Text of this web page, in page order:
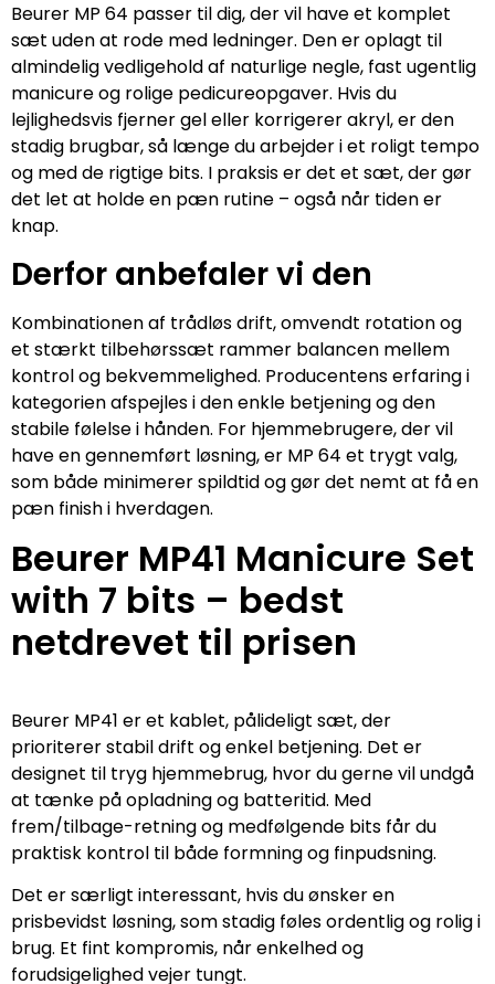
Beurer MP 64 passer til dig, der vil have et komplet
sæt uden at rode med ledninger. Den er oplagt til
almindelig vedligehold af naturlige negle, fast ugentlig
manicure og rolige pedicureopgaver. Hvis du
lejlighedsvis fjerner gel eller korrigerer akryl, er den
stadig brugbar, så længe du arbejder i et roligt tempo
og med de rigtige bits. I praksis er det et sæt, der gør
det let at holde en pæn rutine – også når tiden er
knap.
Derfor anbefaler vi den
Kombinationen af trådløs drift, omvendt rotation og
et stærkt tilbehørssæt rammer balancen mellem
kontrol og bekvemmelighed. Producentens erfaring i
kategorien afspejles i den enkle betjening og den
stabile følelse i hånden. For hjemmebrugere, der vil
have en gennemført løsning, er MP 64 et trygt valg,
som både minimerer spildtid og gør det nemt at få en
pæn finish i hverdagen.
Beurer MP41 Manicure Set
with 7 bits – bedst
netdrevet til prisen
Beurer MP41 er et kablet, pålideligt sæt, der
prioriterer stabil drift og enkel betjening. Det er
designet til tryg hjemmebrug, hvor du gerne vil undgå
at tænke på opladning og batteritid. Med
frem/tilbage-retning og medfølgende bits får du
praktisk kontrol til både formning og finpudsning.
Det er særligt interessant, hvis du ønsker en
prisbevidst løsning, som stadig føles ordentlig og rolig i
brug. Et fint kompromis, når enkelhed og
forudsigelighed vejer tungt.